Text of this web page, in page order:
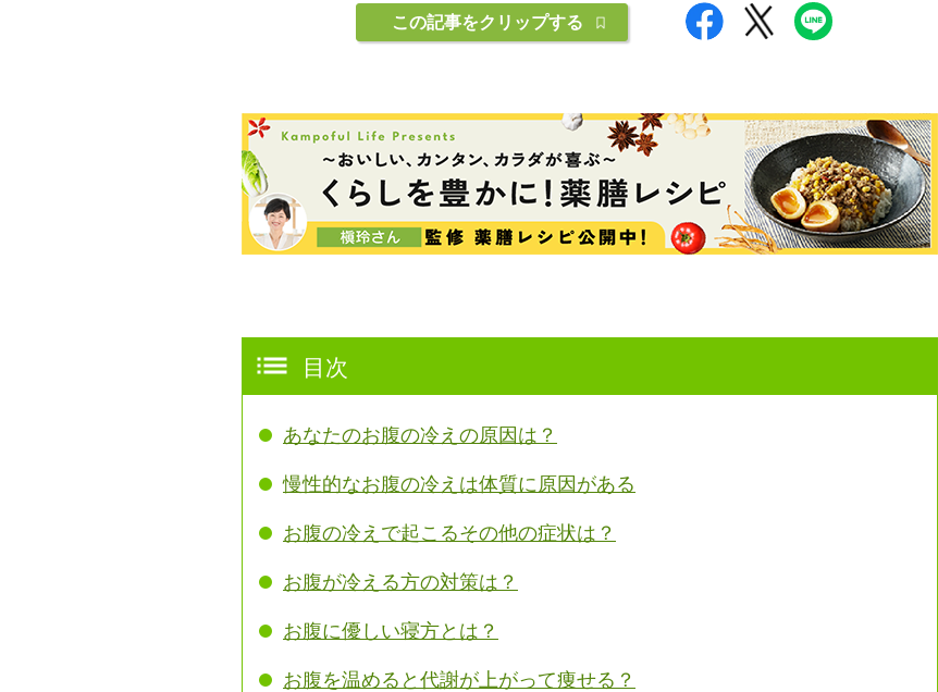
この記事をクリップする
目次
あなたのお腹の冷えの原因は？
慢性的なお腹の冷えは体質に原因がある
お腹の冷えで起こるその他の症状は？
お腹が冷える方の対策は？
お腹に優しい寝方とは？
お腹を温めると代謝が上がって痩せる？